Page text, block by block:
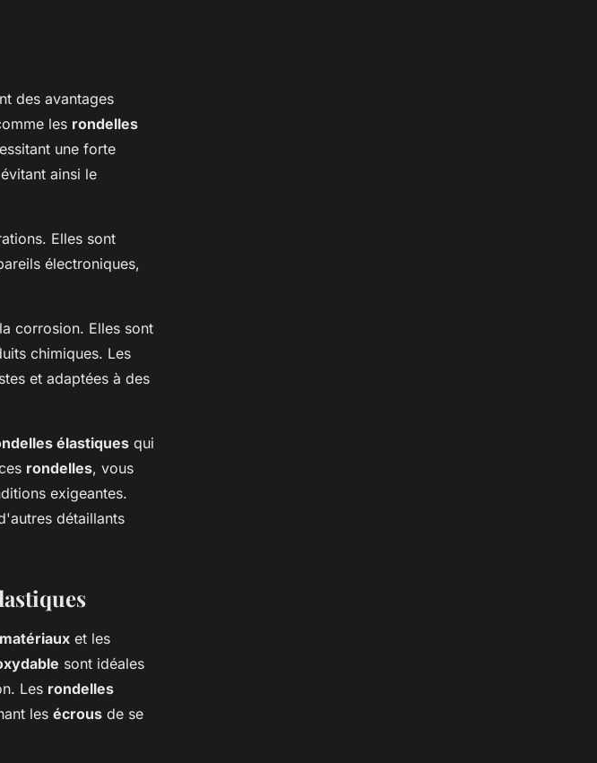
des avantages
les rondelles
une forte
ainsi le
Elles sont
électroniques,
corrosion. Elles sont
chimiques. Les
et adaptées à des
élastiques qui
rondelles, vous
exigeantes.
détaillants
matériaux et les
sont idéales
Les rondelles
les écrous de se